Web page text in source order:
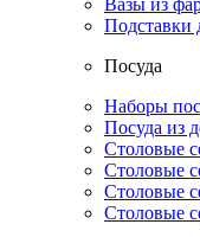
Вазы из
Подставки
Посуда
Наборы
Посуда из
Столовые
Столовые
Столовые
Столовые